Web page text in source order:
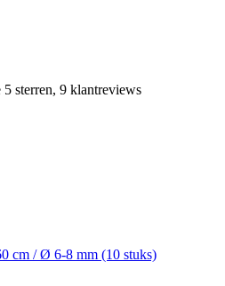
sterren, 9 klantreviews
cm / Ø 6-8 mm (10 stuks)